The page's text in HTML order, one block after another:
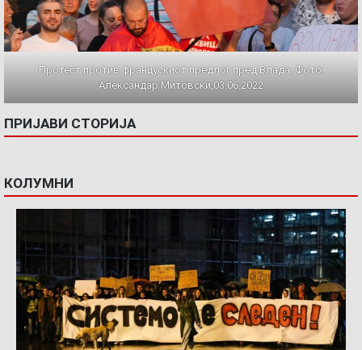
Протест против францускиот предлог пред Влада. Фото:
Александар Митовски,03.06.2022
ПРИЈАВИ СТОРИЈА
КОЛУМНИ